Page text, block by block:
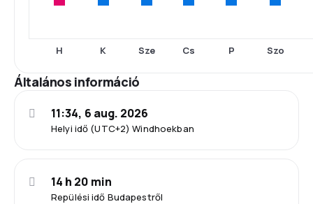
H K Sze Cs P Szo
Általános információ
Helyi idő (UTC+2) Windhoekban
11:34, 6 aug. 2026
Repülési idő Budapestről
14 h 20 min